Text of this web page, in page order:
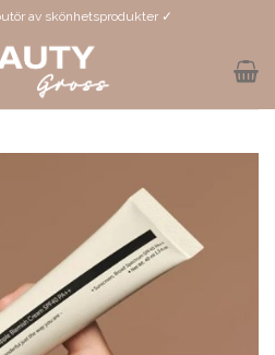
av skönhetsprodukter ✓